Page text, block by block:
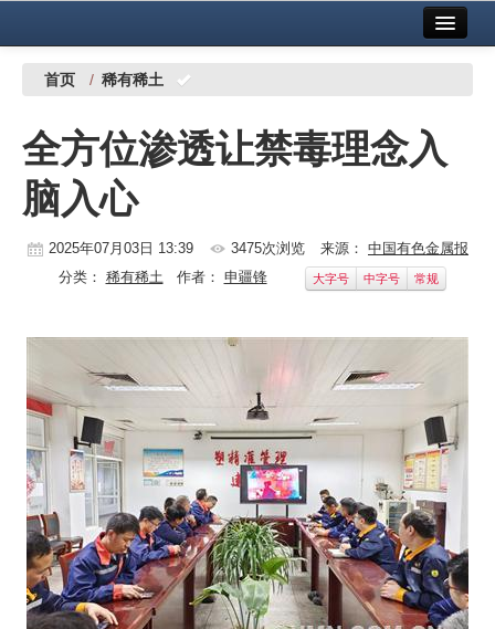
中国有色金属报社主办 广告服务
铜镍铅锌
铝
稀有稀土
科技
镁钛
地矿 建设
党建工作
企业文化
《资源再生》杂志
行情报价
首页 / 稀有稀土
全方位渗透让禁毒理念入
脑入心
2025年07月03日 13:39 3475次浏览 来源： 中国有色金属报
分类： 稀有稀土作者： 申疆锋 大字号 中字号 常规